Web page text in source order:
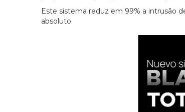
Este sistema reduz em 99% a intrusão
absoluto.